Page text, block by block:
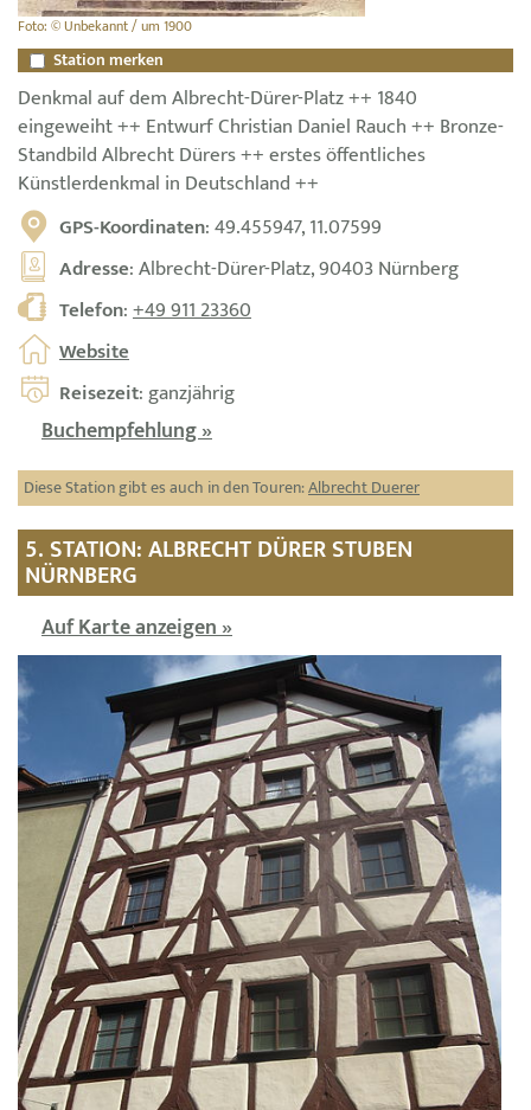
Foto: © Unbekannt / um 1900
Station merken
Denkmal auf dem Albrecht-Dürer-Platz ++ 1840
eingeweiht ++ Entwurf Christian Daniel Rauch ++ Bronze-
Standbild Albrecht Dürers ++ erstes öffentliches
Künstlerdenkmal in Deutschland ++
GPS-Koordinaten: 49.455947, 11.07599
Adresse: Albrecht-Dürer-Platz, 90403 Nürnberg
Telefon:+49 911 23360
Website
Reisezeit: ganzjährig
Buchempfehlung »
Diese Station gibt es auch in den Touren:Albrecht Duerer
5. STATION: ALBRECHT DÜRER STUBEN
NÜRNBERG
Auf Karte anzeigen »